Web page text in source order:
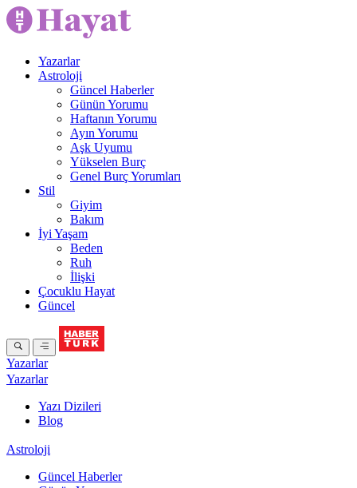
Yazarlar
Astroloji
Güncel Haberler
Günün Yorumu
Haftanın Yorumu
Ayın Yorumu
Aşk Uyumu
Yükselen Burç
Genel Burç Yorumları
Stil
Giyim
Bakım
İyi Yaşam
Beden
Ruh
İlişki
Çocuklu Hayat
Güncel
Yazarlar
Yazarlar
Yazı Dizileri
Blog
Astroloji
Güncel Haberler